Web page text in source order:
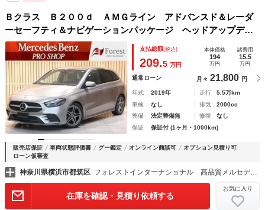
Ｂクラス Ｂ２００ｄ ＡＭＧライン アドバンスド＆レーダ
ーセーフティ＆ナビゲーションパッケージ ヘッドアップディ
スプレイ ＭＢＵＸナビ ブラインド＆レーンキープアシス
ト ディストロニックプラス バックカメラ タッチスクリー
ンディスプレイ
支払総額(税込)
209.5 万円
本体価格
194
万円
諸費用
15.5
万円
通常ローン 月々 21,800 円
年式 2019年 走行
5.5万km
車検
なし 排気
2000cc
整備
法定整備無 修復
なし
保証
保証付 (1ヶ月・1000km)
販売店保証 車両状態評価書 グー鑑定 オンライン商談可
オプション見積り可
ローン仮審査
神奈川県横浜市都筑区 フォレストインターナショナル 高品質メルセデスベンツ正規ディーラー車専門店
在庫を確認・見積り依頼する
お気に入り